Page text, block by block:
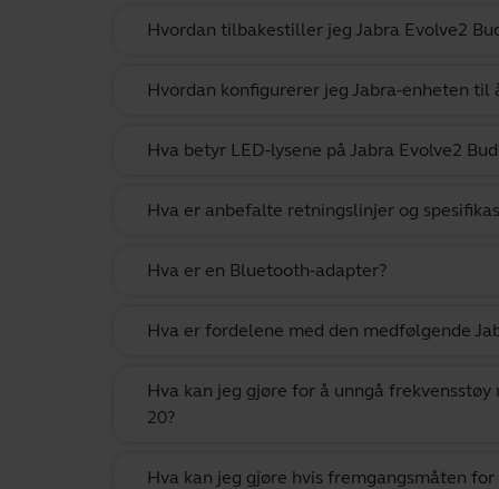
Hvordan tilbakestiller jeg Jabra Evolve2
Hvordan konfigurerer jeg Jabra-enheten til
Hva betyr LED-lysene på Jabra Evolve2
Hva er anbefalte retningslinjer og
Hva er en Bluetooth-adapter?
Hva er fordelene med den medfølgende
Hva kan jeg gjøre for å unngå
20?
Hva kan jeg gjøre hvis fremgangsmåten